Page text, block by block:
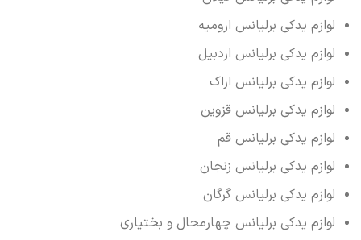
لوازم یدکی برلیانس ارومیه
لوازم یدکی برلیانس اردبیل
لوازم یدکی برلیانس اراک
لوازم یدکی برلیانس قزوین
لوازم یدکی برلیانس قم
لوازم یدکی برلیانس زنجان
لوازم یدکی برلیانس گرگان
لوازم یدکی برلیانس چهارمحال و بختیاری